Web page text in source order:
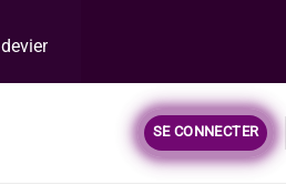
entrepreneur web
SE CONNECTER